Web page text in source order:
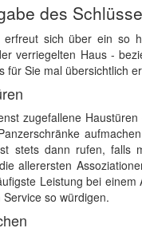
des
erfreut sich über ein so
verriegelten Haus -
für Sie mal übersichtlich
zugefallene
stets dann rufen, falls
allerersten
Leistung bei
so würdigen.